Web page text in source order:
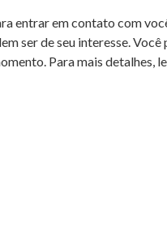
entrar em contato com
ser de seu interesse.
Para mais detalhes,